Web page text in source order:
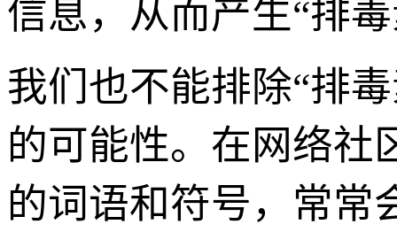
信息，从而产生“排
我们也不能排除“排
的可能性。在网络社
的词语和符号，常常